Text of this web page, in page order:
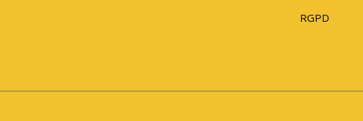
RGPD